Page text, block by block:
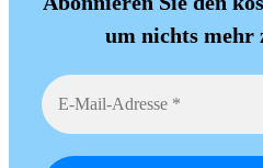
um nichts mehr